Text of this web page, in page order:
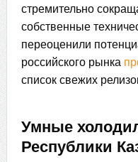
стремительно
собственные
переоценили
российского рынка
список свежих
Умные
Республики